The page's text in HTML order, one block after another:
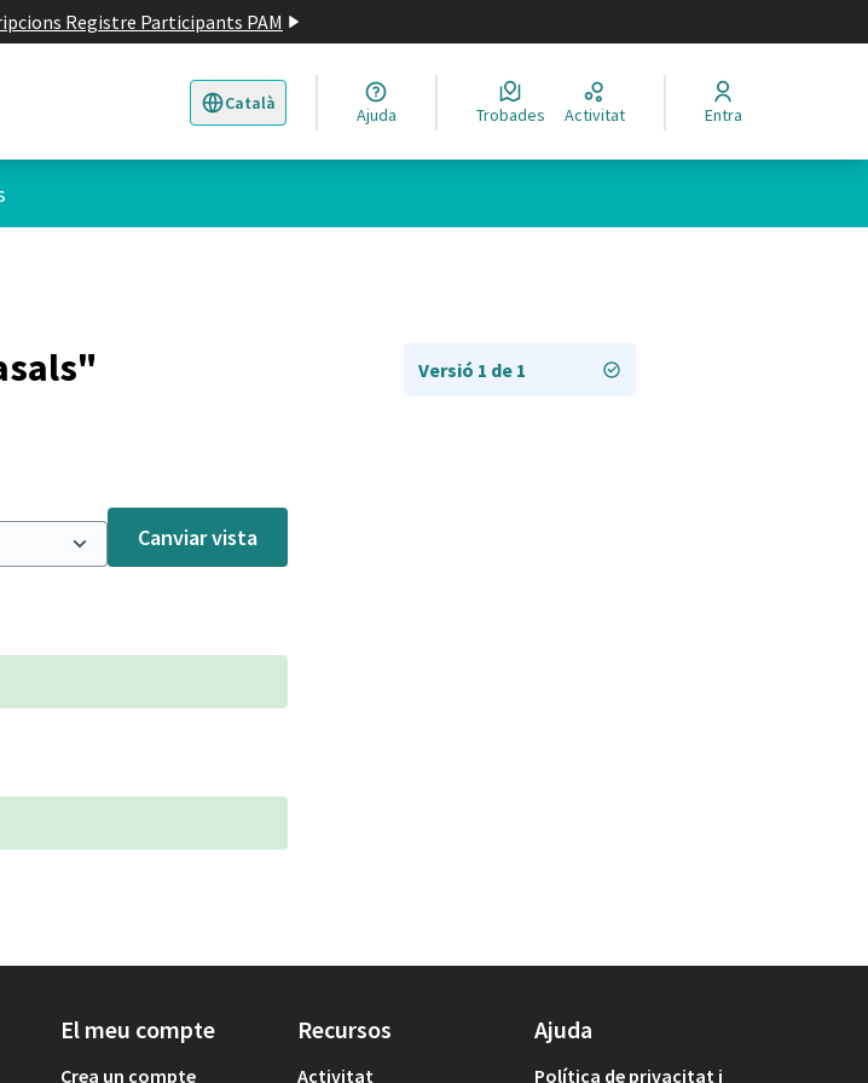
Registre Participants PAM
Català
Triar la llengua Elegir el idioma
Ajuda Trobades Activitat Entra
Canviar vista
Versió 1 de 1
El meu compte
Crea un compte
Recursos
Activitat
Ajuda
Política de privacitat i